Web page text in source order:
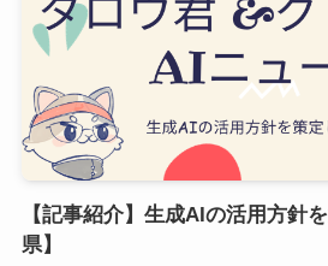
【記事紹介】生成AIの活用方針
県】